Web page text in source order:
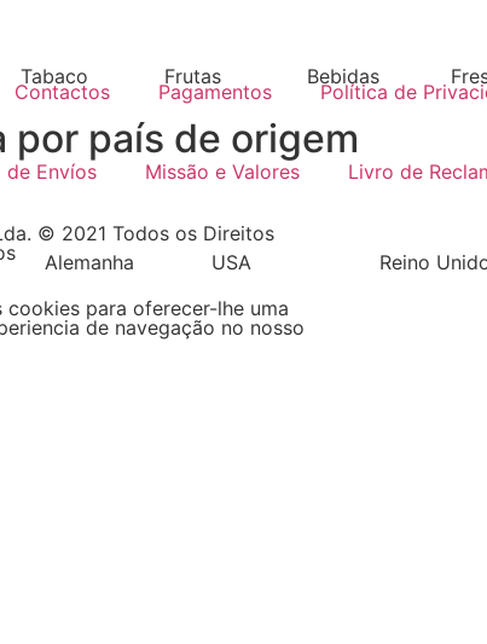
Tabaco Frutas Bebidas
por país de origem
Alemanha USA Reino
Contactos Pagamentos Política de
de Envíos Missão e Valores Livro de
© 2021 Todos os Direitos
cookies para oferecer-lhe uma
de navegação no nosso